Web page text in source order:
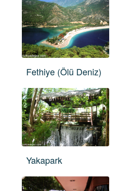
Fethiye (Ölü Deniz)
Yakapark